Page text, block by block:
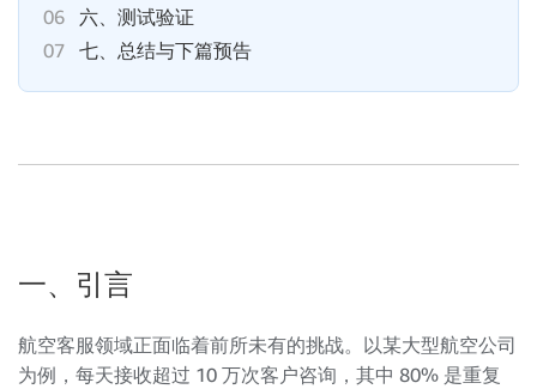
06
六、测试验证
07 七、总结与下篇预告
一、引言
航空客服领域正面临着前所未有的挑战。以某大型航空公司
为例，每天接收超过 10 万次客户咨询，其中 80% 是重复